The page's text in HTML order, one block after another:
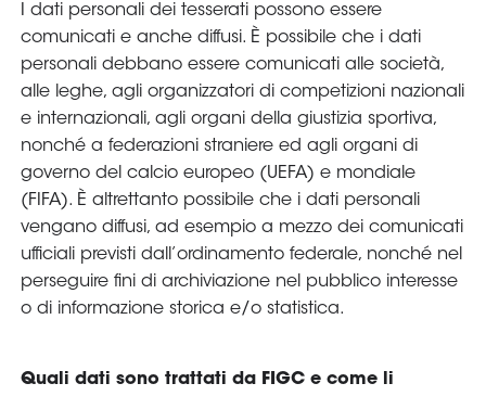
I dati personali dei tesserati possono essere
comunicati e anche diffusi. È possibile che i dati
personali debbano essere comunicati alle società,
alle leghe, agli organizzatori di competizioni nazionali
e internazionali, agli organi della giustizia sportiva,
nonché a federazioni straniere ed agli organi di
governo del calcio europeo (UEFA) e mondiale
(FIFA). È altrettanto possibile che i dati personali
vengano diffusi, ad esempio a mezzo dei comunicati
ufficiali previsti dall’ordinamento federale, nonché nel
perseguire fini di archiviazione nel pubblico interesse
o di informazione storica e/o statistica.
Quali dati sono trattati da FIGC e come li